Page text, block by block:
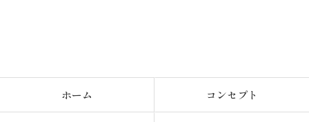
ホーム コンセプト